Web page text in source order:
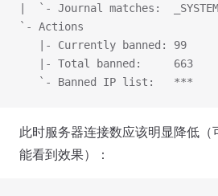
|  `- Journal matches:
`- Actions
   |- Currently banned: 99
   |- Total banned:     663
   `- Banned IP list:   ***
此时服务器连接数应该明显降低
能看到效果）：